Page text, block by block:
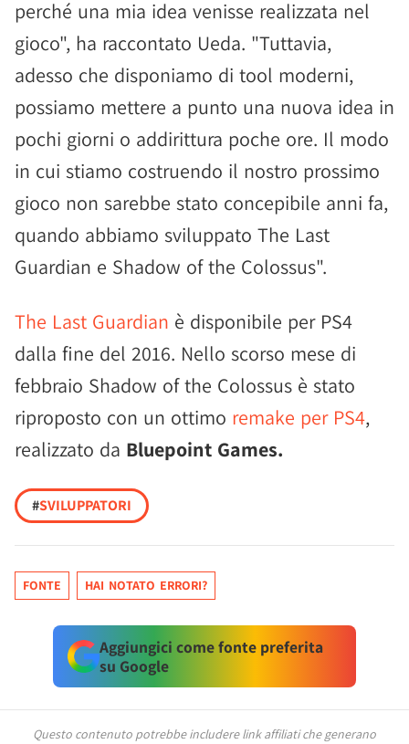
perché una mia idea venisse realizzata nel
gioco", ha raccontato Ueda. "Tuttavia,
adesso che disponiamo di tool moderni,
possiamo mettere a punto una nuova idea in
pochi giorni o addirittura poche ore. Il modo
in cui stiamo costruendo il nostro prossimo
gioco non sarebbe stato concepibile anni fa,
quando abbiamo sviluppato The Last
Guardian e Shadow of the Colossus".
The Last Guardian è disponibile per PS4
dalla fine del 2016. Nello scorso mese di
febbraio Shadow of the Colossus è stato
riproposto con un ottimo remake per PS4,
realizzato da Bluepoint Games.
#SVILUPPATORI
FONTE HAI NOTATO ERRORI?
Aggiungici come fonte preferita
su Google
Questo contenuto potrebbe includere link affiliati che generano